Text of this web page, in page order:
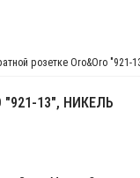
розетке Oro&Oro "921-
"921-13", НИКЕЛЬ